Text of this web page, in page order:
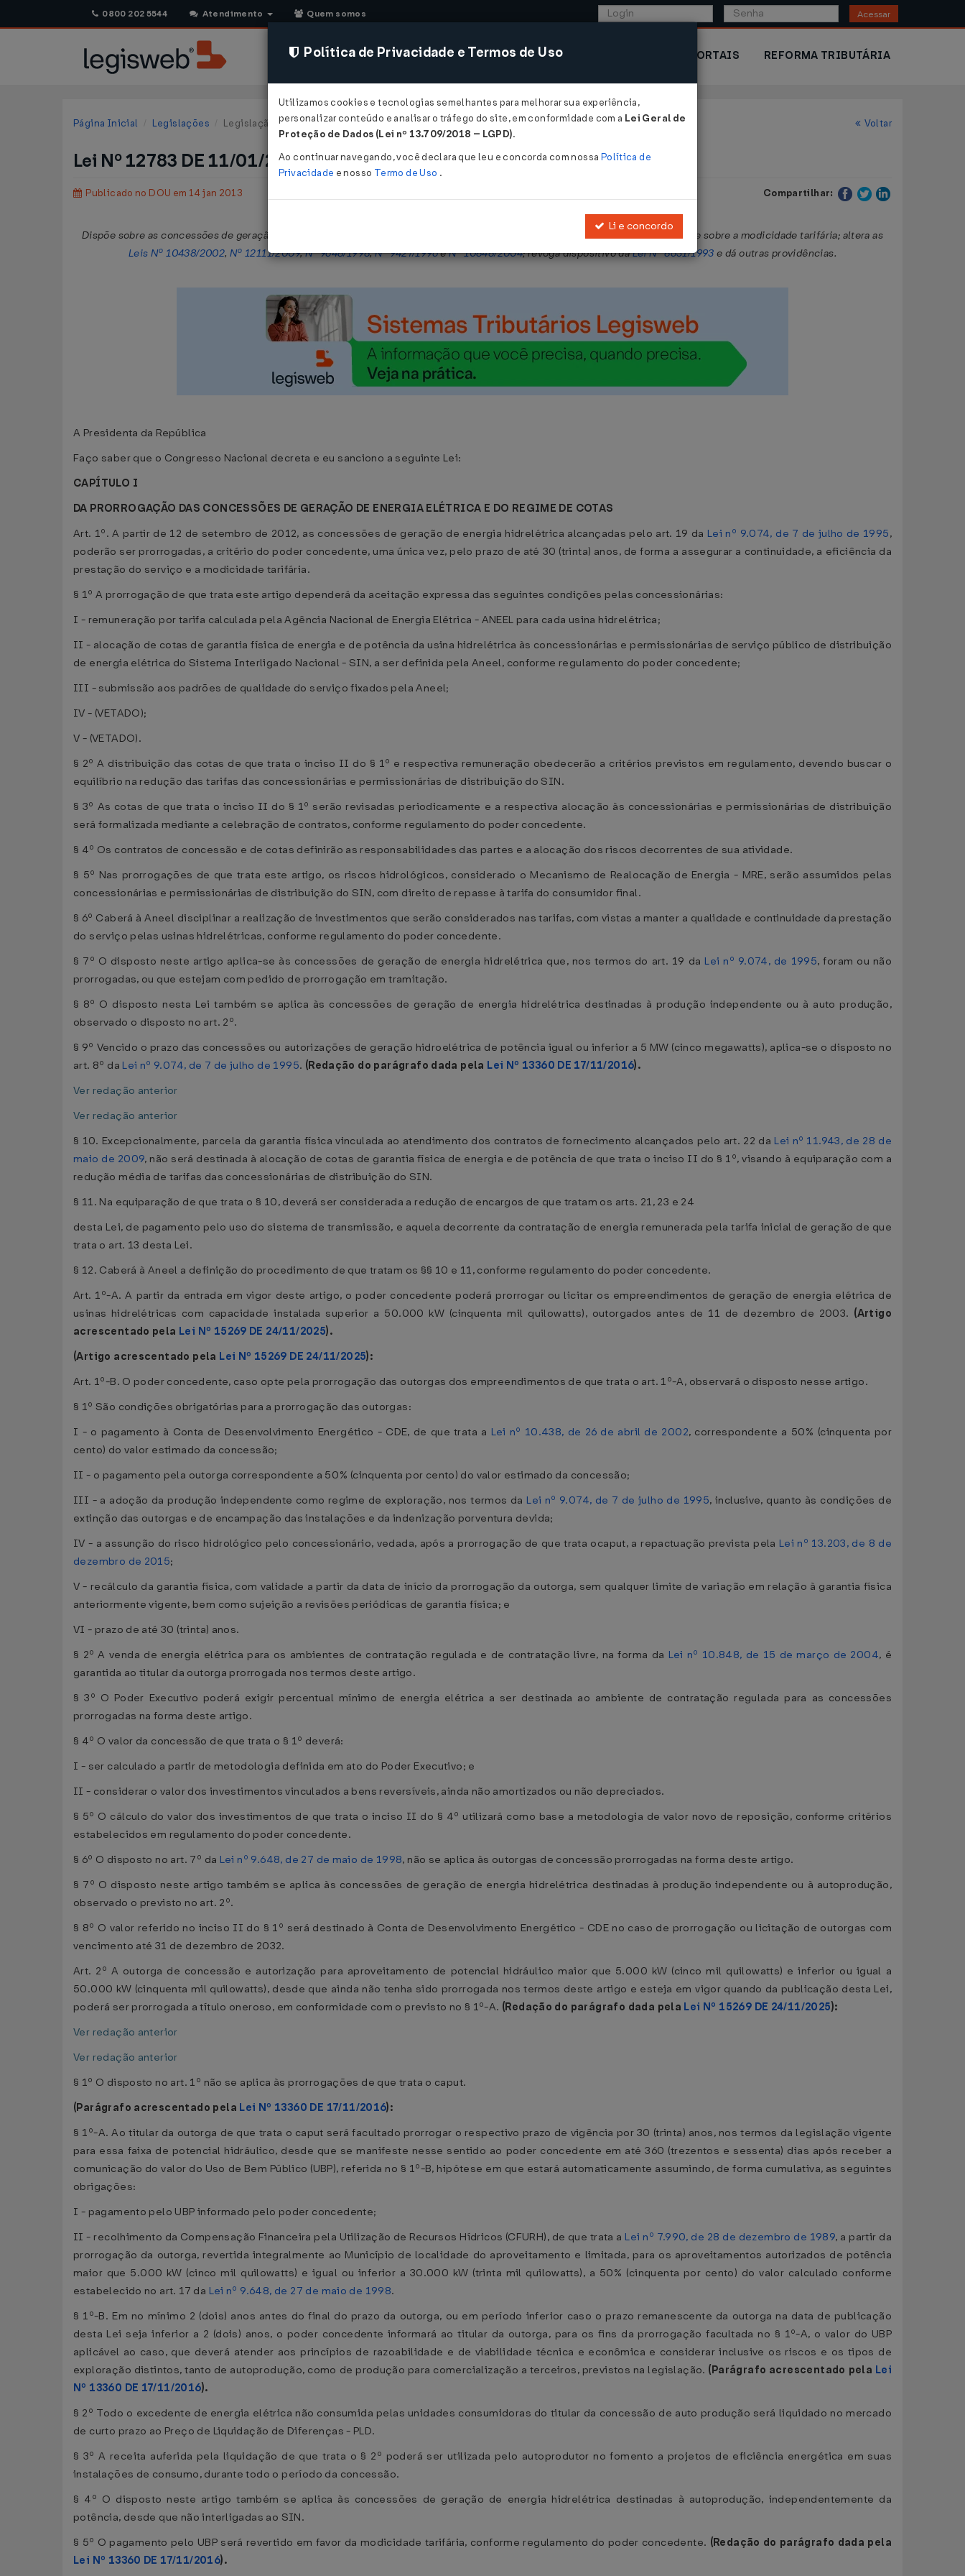
0800 202 5544 Atendimento Quem somos Acessar
CONSULTORIA SISTEMAS COMÉRCIO EXTERIOR PORTAIS REFORMA TRIBUTÁRIA
Página Inicial Legislações Legislação Federal Voltar
Lei Nº 12783 DE 11/01/2013
Publicado no DOU em 14 jan 2013 Compartilhar:
Dispõe sobre as concessões de geração, transmissão e distribuição de energia elétrica, sobre a redução dos encargos setoriais e sobre a modicidade tarifária; altera as
Leis Nº 10438/2002, Nº 12111/2009,Nº 9648/1998,Nº 9427/1996eNº 10848/2004; revoga dispositivo daLei Nº 8631/1993 e dá outras providências.
A Presidenta da República
Faço saber que o Congresso Nacional decreta e eu sanciono a seguinte Lei:
CAPÍTULO I
DA PRORROGAÇÃO DAS CONCESSÕES DE GERAÇÃO DE ENERGIA ELÉTRICA E DO REGIME DE COTAS
Art. 1º. A partir de 12 de setembro de 2012, as concessões de geração de energia hidrelétrica alcançadas pelo art. 19 da Lei nº 9.074, de 7 de julho de 1995,
poderão ser prorrogadas, a critério do poder concedente, uma única vez, pelo prazo de até 30 (trinta) anos, de forma a assegurar a continuidade, a eficiência da
prestação do serviço e a modicidade tarifária.
§ 1º A prorrogação de que trata este artigo dependerá da aceitação expressa das seguintes condições pelas concessionárias:
I - remuneração por tarifa calculada pela Agência Nacional de Energia Elétrica - ANEEL para cada usina hidrelétrica;
II - alocação de cotas de garantia física de energia e de potência da usina hidrelétrica às concessionárias e permissionárias de serviço público de distribuição
de energia elétrica do Sistema Interligado Nacional - SIN, a ser definida pela Aneel, conforme regulamento do poder concedente;
III - submissão aos padrões de qualidade do serviço fixados pela Aneel;
IV - (VETADO);
V - (VETADO).
§ 2º A distribuição das cotas de que trata o inciso II do § 1º e respectiva remuneração obedecerão a critérios previstos em regulamento, devendo buscar o
equilíbrio na redução das tarifas das concessionárias e permissionárias de distribuição do SIN.
§ 3º As cotas de que trata o inciso II do § 1º serão revisadas periodicamente e a respectiva alocação às concessionárias e permissionárias de distribuição
será formalizada mediante a celebração de contratos, conforme regulamento do poder concedente.
§ 4º Os contratos de concessão e de cotas definirão as responsabilidades das partes e a alocação dos riscos decorrentes de sua atividade.
§ 5º Nas prorrogações de que trata este artigo, os riscos hidrológicos, considerado o Mecanismo de Realocação de Energia - MRE, serão assumidos pelas
concessionárias e permissionárias de distribuição do SIN, com direito de repasse à tarifa do consumidor final.
§ 6º Caberá à Aneel disciplinar a realização de investimentos que serão considerados nas tarifas, com vistas a manter a qualidade e continuidade da prestação
do serviço pelas usinas hidrelétricas, conforme regulamento do poder concedente.
§ 7º O disposto neste artigo aplica-se às concessões de geração de energia hidrelétrica que, nos termos do art. 19 da Lei nº 9.074, de 1995, foram ou não
prorrogadas, ou que estejam com pedido de prorrogação em tramitação.
§ 8º O disposto nesta Lei também se aplica às concessões de geração de energia hidrelétrica destinadas à produção independente ou à auto produção,
observado o disposto no art. 2º.
§ 9º Vencido o prazo das concessões ou autorizações de geração hidroelétrica de potência igual ou inferior a 5 MW (cinco megawatts), aplica-se o disposto no
art. 8º da Lei nº 9.074, de 7 de julho de 1995. (Redação do parágrafo dada pela Lei Nº 13360 DE 17/11/2016).
Ver redação anterior
Ver redação anterior
§ 10. Excepcionalmente, parcela da garantia física vinculada ao atendimento dos contratos de fornecimento alcançados pelo art. 22 da Lei nº 11.943, de 28 de
maio de 2009, não será destinada à alocação de cotas de garantia física de energia e de potência de que trata o inciso II do § 1º, visando à equiparação com a
redução média de tarifas das concessionárias de distribuição do SIN.
§ 11. Na equiparação de que trata o § 10, deverá ser considerada a redução de encargos de que tratam os arts. 21, 23 e 24
desta Lei, de pagamento pelo uso do sistema de transmissão, e aquela decorrente da contratação de energia remunerada pela tarifa inicial de geração de que
trata o art. 13 desta Lei.
§ 12. Caberá à Aneel a definição do procedimento de que tratam os §§ 10 e 11, conforme regulamento do poder concedente.
Art. 1º-A. A partir da entrada em vigor deste artigo, o poder concedente poderá prorrogar ou licitar os empreendimentos de geração de energia elétrica de
usinas hidrelétricas com capacidade instalada superior a 50.000 kW (cinquenta mil quilowatts), outorgados antes de 11 de dezembro de 2003. (Artigo
acrescentado pela Lei Nº 15269 DE 24/11/2025).
(Artigo acrescentado pela Lei Nº 15269 DE 24/11/2025):
Art. 1º-B. O poder concedente, caso opte pela prorrogação das outorgas dos empreendimentos de que trata o art. 1º-A, observará o disposto nesse artigo.
§ 1º São condições obrigatórias para a prorrogação das outorgas:
I - o pagamento à Conta de Desenvolvimento Energético - CDE, de que trata a Lei nº 10.438, de 26 de abril de 2002, correspondente a 50% (cinquenta por
cento) do valor estimado da concessão;
II - o pagamento pela outorga correspondente a 50% (cinquenta por cento) do valor estimado da concessão;
III - a adoção da produção independente como regime de exploração, nos termos da Lei nº 9.074, de 7 de julho de 1995, inclusive, quanto às condições de
extinção das outorgas e de encampação das instalações e da indenização porventura devida;
IV - a assunção do risco hidrológico pelo concessionário, vedada, após a prorrogação de que trata ocaput, a repactuação prevista pela Lei nº 13.203, de 8 de
dezembro de 2015;
V - recálculo da garantia física, com validade a partir da data de início da prorrogação da outorga, sem qualquer limite de variação em relação à garantia física
anteriormente vigente, bem como sujeição a revisões periódicas de garantia física; e
VI - prazo de até 30 (trinta) anos.
§ 2º A venda de energia elétrica para os ambientes de contratação regulada e de contratação livre, na forma da Lei nº 10.848, de 15 de março de 2004, é
garantida ao titular da outorga prorrogada nos termos deste artigo.
§ 3º O Poder Executivo poderá exigir percentual mínimo de energia elétrica a ser destinada ao ambiente de contratação regulada para as concessões
prorrogadas na forma deste artigo.
§ 4º O valor da concessão de que trata o § 1º deverá:
I - ser calculado a partir de metodologia definida em ato do Poder Executivo; e
II - considerar o valor dos investimentos vinculados a bens reversíveis, ainda não amortizados ou não depreciados.
§ 5º O cálculo do valor dos investimentos de que trata o inciso II do § 4º utilizará como base a metodologia de valor novo de reposição, conforme critérios
estabelecidos em regulamento do poder concedente.
§ 6º O disposto no art. 7º da Lei nº 9.648, de 27 de maio de 1998, não se aplica às outorgas de concessão prorrogadas na forma deste artigo.
§ 7º O disposto neste artigo também se aplica às concessões de geração de energia hidrelétrica destinadas à produção independente ou à autoprodução,
observado o previsto no art. 2º.
§ 8º O valor referido no inciso II do § 1º será destinado à Conta de Desenvolvimento Energético - CDE no caso de prorrogação ou licitação de outorgas com
vencimento até 31 de dezembro de 2032.
Art. 2º A outorga de concessão e autorização para aproveitamento de potencial hidráulico maior que 5.000 kW (cinco mil quilowatts) e inferior ou igual a
50.000 kW (cinquenta mil quilowatts), desde que ainda não tenha sido prorrogada nos termos deste artigo e esteja em vigor quando da publicação desta Lei,
poderá ser prorrogada a título oneroso, em conformidade com o previsto no § 1º-A. (Redação do parágrafo dada pela Lei Nº 15269 DE 24/11/2025):
Ver redação anterior
Ver redação anterior
§ 1º O disposto no art. 1º não se aplica às prorrogações de que trata o caput.
(Parágrafo acrescentado pela Lei Nº 13360 DE 17/11/2016):
§ 1º-A. Ao titular da outorga de que trata o caput será facultado prorrogar o respectivo prazo de vigência por 30 (trinta) anos, nos termos da legislação vigente
para essa faixa de potencial hidráulico, desde que se manifeste nesse sentido ao poder concedente em até 360 (trezentos e sessenta) dias após receber a
comunicação do valor do Uso de Bem Público (UBP), referida no § 1º-B, hipótese em que estará automaticamente assumindo, de forma cumulativa, as seguintes
obrigações:
I - pagamento pelo UBP informado pelo poder concedente;
II - recolhimento da Compensação Financeira pela Utilização de Recursos Hídricos (CFURH), de que trata a Lei nº 7.990, de 28 de dezembro de 1989, a partir da
prorrogação da outorga, revertida integralmente ao Município de localidade do aproveitamento e limitada, para os aproveitamentos autorizados de potência
maior que 5.000 kW (cinco mil quilowatts) e igual ou inferior a 30.000 kW (trinta mil quilowatts), a 50% (cinquenta por cento) do valor calculado conforme
estabelecido no art. 17 da Lei nº 9.648, de 27 de maio de 1998.
§ 1º-B. Em no mínimo 2 (dois) anos antes do final do prazo da outorga, ou em período inferior caso o prazo remanescente da outorga na data de publicação
desta Lei seja inferior a 2 (dois) anos, o poder concedente informará ao titular da outorga, para os fins da prorrogação facultada no § 1º-A, o valor do UBP
aplicável ao caso, que deverá atender aos princípios de razoabilidade e de viabilidade técnica e econômica e considerar inclusive os riscos e os tipos de
exploração distintos, tanto de autoprodução, como de produção para comercialização a terceiros, previstos na legislação. (Parágrafo acrescentado pela Lei
Nº 13360 DE 17/11/2016).
§ 2º Todo o excedente de energia elétrica não consumida pelas unidades consumidoras do titular da concessão de auto produção será liquidado no mercado
de curto prazo ao Preço de Liquidação de Diferenças - PLD.
§ 3º A receita auferida pela liquidação de que trata o § 2º poderá ser utilizada pelo autoprodutor no fomento a projetos de eficiência energética em suas
instalações de consumo, durante todo o período da concessão.
§ 4º O disposto neste artigo também se aplica às concessões de geração de energia hidrelétrica destinadas à autoprodução, independentemente da
potência, desde que não interligadas ao SIN.
§ 5º O pagamento pelo UBP será revertido em favor da modicidade tarifária, conforme regulamento do poder concedente. (Redação do parágrafo dada pela
Lei Nº 13360 DE 17/11/2016).
Política de Privacidade e Termos de Uso
Utilizamos cookies e tecnologias semelhantes para melhorar sua experiência,
personalizar conteúdo e analisar o tráfego do site, em conformidade com a Lei Geral de
Proteção de Dados (Lei nº 13.709/2018 – LGPD).
Ao continuar navegando, você declara que leu e concorda com nossa Política de
Privacidade e nosso Termo de Uso .
Li e concordo